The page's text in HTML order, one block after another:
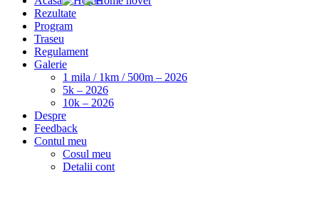
Rezultate
Program
Traseu
Regulament
Galerie
1 mila / 1km / 500m – 2026
5k – 2026
10k – 2026
Despre
Feedback
Contul meu
Cosul meu
Detalii cont